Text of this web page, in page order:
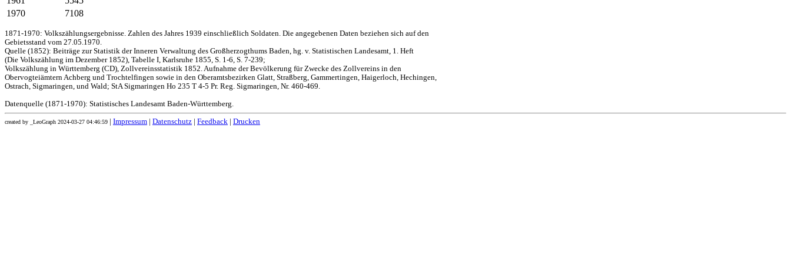
1970
7108
1871-1970: Volkszählungsergebnisse. Zahlen des Jahres 1939 einschließlich Soldaten. Die angegebenen Daten beziehen sich auf den
Gebietsstand vom 27.05.1970.
Quelle (1852): Beiträge zur Statistik der Inneren Verwaltung des Großherzogthums Baden, hg. v. Statistischen Landesamt, 1. Heft
(Die Volkszählung im Dezember 1852), Tabelle I, Karlsruhe 1855, S. 1-6, S. 7-239;
Volkszählung in Württemberg (CD), Zollvereinsstatistik 1852. Aufnahme der Bevölkerung für Zwecke des Zollvereins in den
Obervogteiämtern Achberg und Trochtelfingen sowie in den Oberamtsbezirken Glatt, Straßberg, Gammertingen, Haigerloch, Hechingen,
Ostrach, Sigmaringen, und Wald; StA Sigmaringen Ho 235 T 4-5 Pr. Reg. Sigmaringen, Nr. 460-469.
Datenquelle (1871-1970): Statistisches Landesamt Baden-Württemberg.
created by _LeoGraph 2024-03-27 04:46:59 Impressum Datenschutz Feedback Drucken